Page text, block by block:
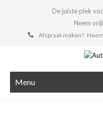
De juiste plek
Neem
Afspraak maken?
Menu